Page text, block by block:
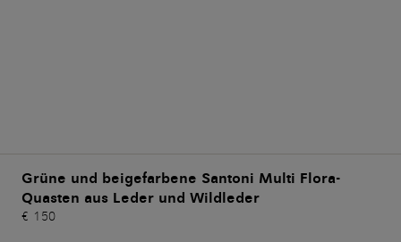
Grüne und beigefarbene Santoni Multi Flora-
Quasten aus Leder und Wildleder
€ 150